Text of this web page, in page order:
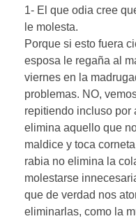
1- El que odia cree
le molesta.
Porque si esto fuera
esposa le regaña al
viernes en la
problemas. NO,
repitiendo incluso por
elimina aquello que
maldice y toca
rabia no elimina la
molestarse
que de verdad nos
eliminarlas, como la